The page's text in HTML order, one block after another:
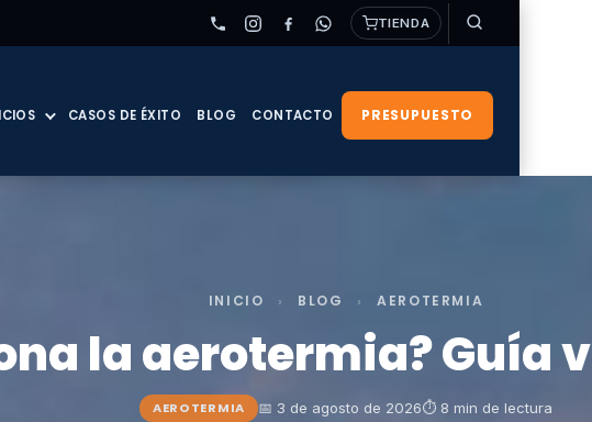
TIENDA
CASOS DE ÉXITO BLOG CONTACTO PRESUPUESTO
INICIO › BLOG › AEROTERMIA
la aerotermia? Guía
AEROTERMIA 📅 3 de agosto de 2026⏱ 8 min de lectura